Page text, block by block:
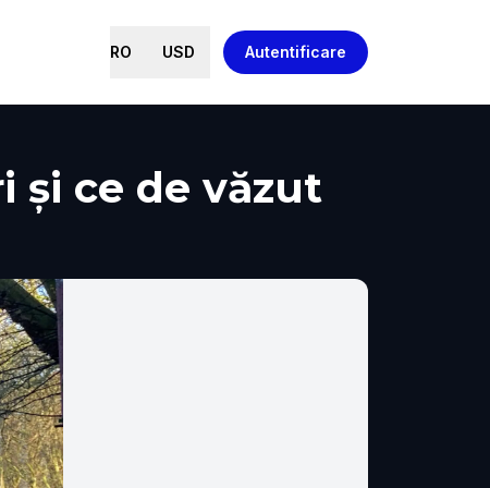
RO USD Autentificare
și ce de văzut